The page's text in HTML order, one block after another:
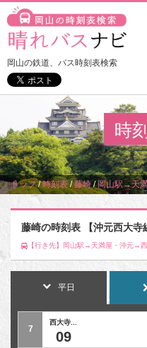
岡山の鉄道、バス時刻表検索
時
トップ/時刻表/藤崎/岡山駅→天
藤崎の時刻表 【沖元西大寺
【行き先】岡山駅→天満屋・沖元→
平日
7
西大寺...
09